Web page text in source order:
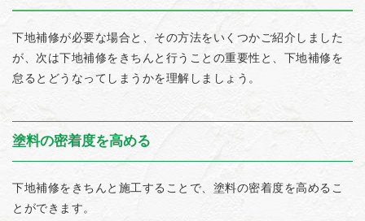
下地補修が必要な場合と、その方法をいくつかご紹介しました
が、次は下地補修をきちんと行うことの重要性と、下地補修を
怠るとどうなってしまうかを理解しましょう。
塗料の密着度を高める
下地補修をきちんと施工することで、塗料の密着度を高めるこ
とができます。